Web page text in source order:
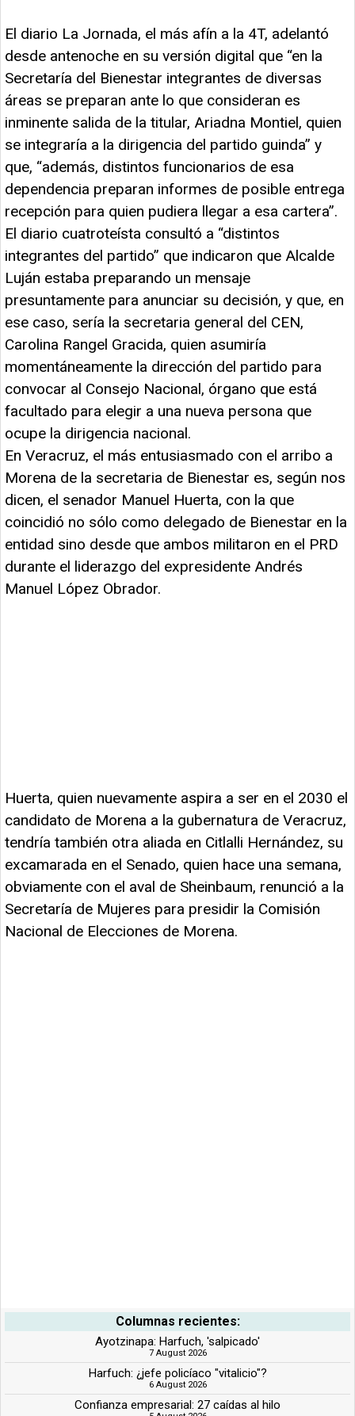
El diario La Jornada, el más afín a la 4T, adelantó
desde antenoche en su versión digital que “en la
Secretaría del Bienestar integrantes de diversas
áreas se preparan ante lo que consideran es
inminente salida de la titular, Ariadna Montiel, quien
se integraría a la dirigencia del partido guinda” y
que, “además, distintos funcionarios de esa
dependencia preparan informes de posible entrega
recepción para quien pudiera llegar a esa cartera”.
El diario cuatroteísta consultó a “distintos
integrantes del partido” que indicaron que Alcalde
Luján estaba preparando un mensaje
presuntamente para anunciar su decisión, y que, en
ese caso, sería la secretaria general del CEN,
Carolina Rangel Gracida, quien asumiría
momentáneamente la dirección del partido para
convocar al Consejo Nacional, órgano que está
facultado para elegir a una nueva persona que
ocupe la dirigencia nacional.
En Veracruz, el más entusiasmado con el arribo a
Morena de la secretaria de Bienestar es, según nos
dicen, el senador Manuel Huerta, con la que
coincidió no sólo como delegado de Bienestar en la
entidad sino desde que ambos militaron en el PRD
durante el liderazgo del expresidente Andrés
Manuel López Obrador.
Huerta, quien nuevamente aspira a ser en el 2030 el
candidato de Morena a la gubernatura de Veracruz,
tendría también otra aliada en Citlalli Hernández, su
excamarada en el Senado, quien hace una semana,
obviamente con el aval de Sheinbaum, renunció a la
Secretaría de Mujeres para presidir la Comisión
Nacional de Elecciones de Morena.
Columnas recientes:
Ayotzinapa: Harfuch, 'salpicado'
7 August 2026
Harfuch: ¿jefe policíaco "vitalicio"?
6 August 2026
Confianza empresarial: 27 caídas al hilo